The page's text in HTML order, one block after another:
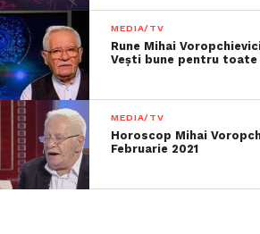
MEDIA/TV
Rune Mihai
Vești bune pentru
MEDIA/TV
Horoscop Mihai
Februarie 2021